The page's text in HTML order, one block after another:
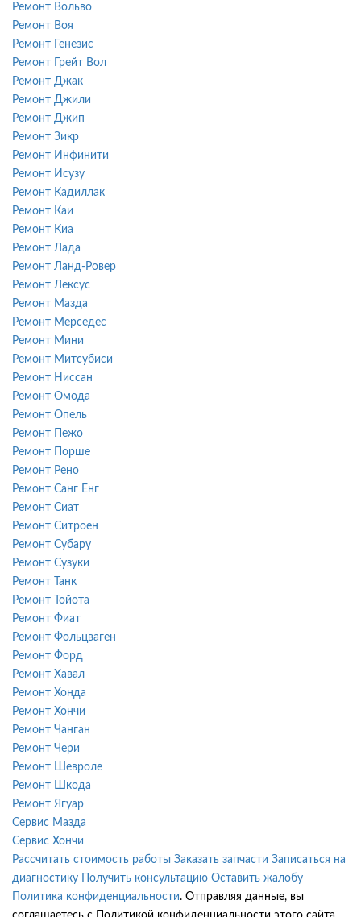
Ремонт Вольво
Ремонт Воя
Ремонт Генезис
Ремонт Грейт Вол
Ремонт Джак
Ремонт Джили
Ремонт Джип
Ремонт Зикр
Ремонт Инфинити
Ремонт Исузу
Ремонт Кадиллак
Ремонт Каи
Ремонт Киа
Ремонт Лада
Ремонт Ланд-Ровер
Ремонт Лексус
Ремонт Мазда
Ремонт Мерседес
Ремонт Мини
Ремонт Митсубиси
Ремонт Ниссан
Ремонт Омода
Ремонт Опель
Ремонт Пежо
Ремонт Порше
Ремонт Рено
Ремонт Санг Енг
Ремонт Сиат
Ремонт Ситроен
Ремонт Субару
Ремонт Сузуки
Ремонт Танк
Ремонт Тойота
Ремонт Фиат
Ремонт Фольцваген
Ремонт Форд
Ремонт Хавал
Ремонт Хонда
Ремонт Хончи
Ремонт Чанган
Ремонт Чери
Ремонт Шевроле
Ремонт Шкода
Ремонт Ягуар
Сервис Мазда
Сервис Хончи
Рассчитать стоимость работы Заказать запчасти Записаться на
диагностику
Получить консультацию Оставить жалобу
Политика конфиденциальности. Отправляя данные, вы